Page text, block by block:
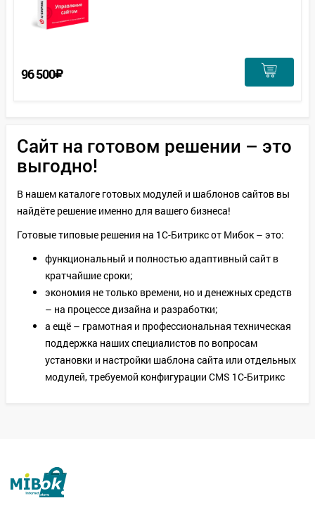
96 500
Сайт на готовом решении – это
выгодно!
В нашем каталоге готовых модулей и шаблонов сайтов вы
найдёте решение именно для вашего бизнеса!
Готовые типовые решения на 1С-Битрикс от Мибок – это:
функциональный и полностью адаптивный сайт в
кратчайшие сроки;
экономия не только времени, но и денежных средств
– на процессе дизайна и разработки;
а ещё – грамотная и профессиональная техническая
поддержка наших специалистов по вопросам
установки и настройки шаблона сайта или отдельных
модулей, требуемой конфигурации CMS 1С-Битрикс